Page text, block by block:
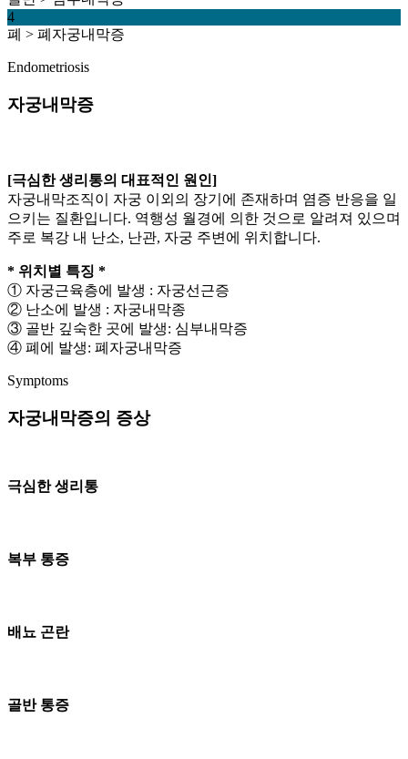
4
폐 > 폐자궁내막증
Endometriosis
자궁내막증
[극심한 생리통의 대표적인 원인]
자궁내막조직이 자궁 이외의 장기에 존재하며 염증 반응을 일
으키는 질환입니다. 역행성 월경에 의한 것으로 알려져 있으며
주로 복강 내 난소, 난관, 자궁 주변에 위치합니다.
* 위치별 특징 *
① 자궁근육층에 발생 : 자궁선근증
② 난소에 발생 : 자궁내막종
③ 골반 깊숙한 곳에 발생: 심부내막증
④ 폐에 발생: 폐자궁내막증
Symptoms
자궁내막증의 증상
극심한 생리통
복부 통증
배뇨 곤란
골반 통증